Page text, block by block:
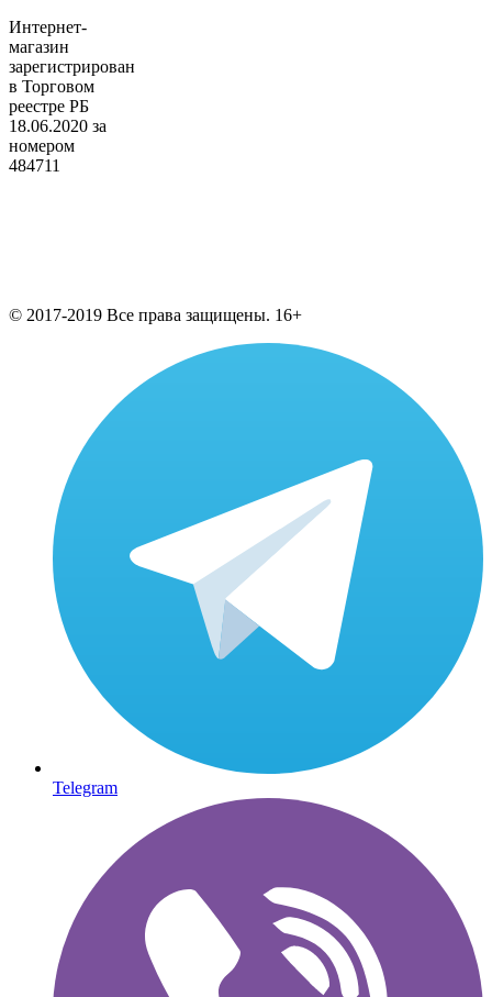
Интернет-
магазин
зарегистрирован
в Торговом
реестре РБ
18.06.2020 за
номером
484711
© 2017-2019 Все права защищены. 16+
Telegram